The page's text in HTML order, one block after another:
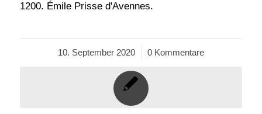
1200. Émile Prisse d'Avennes.
10. September 2020
/ 0 Kommentare